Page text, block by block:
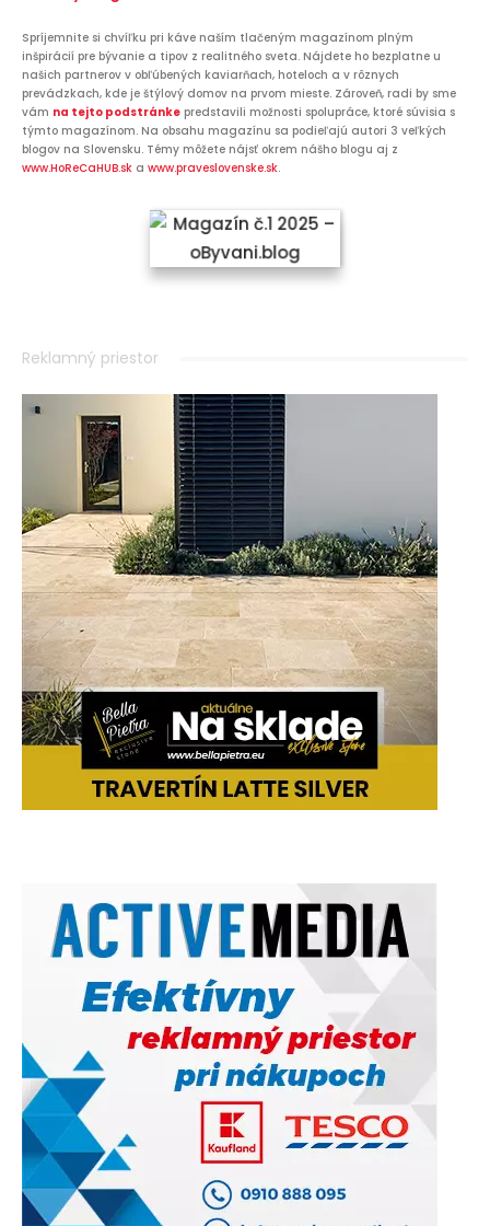
Spríjemnite si chvíľku pri káve naším tlačeným magazínom plným
inšpirácií pre bývanie a tipov z realitného sveta. Nájdete ho bezplatne u
našich partnerov v obľúbených kaviarňach, hoteloch a v rôznych
prevádzkach, kde je štýlový domov na prvom mieste. Zároveň, radi by sme
vám na tejto podstránke predstavili možnosti spolupráce, ktoré súvisia s
týmto magazínom. Na obsahu magazínu sa podieľajú autori 3 veľkých
blogov na Slovensku. Témy môžete nájsť okrem nášho blogu aj z
www.HoReCaHUB.sk a www.praveslovenske.sk.
Reklamný priestor